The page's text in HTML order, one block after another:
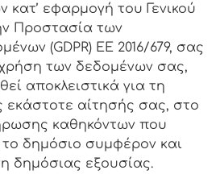
κατ’ εφαρμογή του Γενικού
Προστασία των
(GDPR) ΕΕ 2016/679, σας
των δεδομένων σας,
αποκλειστικά για τη
εκάστοτε αίτησής σας, στο
καθηκόντων που
το δημόσιο συμφέρον και
δημόσιας εξουσίας.